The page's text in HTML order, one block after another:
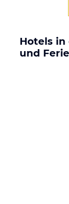
Hotels in
und